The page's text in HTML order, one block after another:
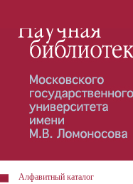
Алфавитный каталог